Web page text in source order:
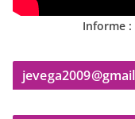
Informe :